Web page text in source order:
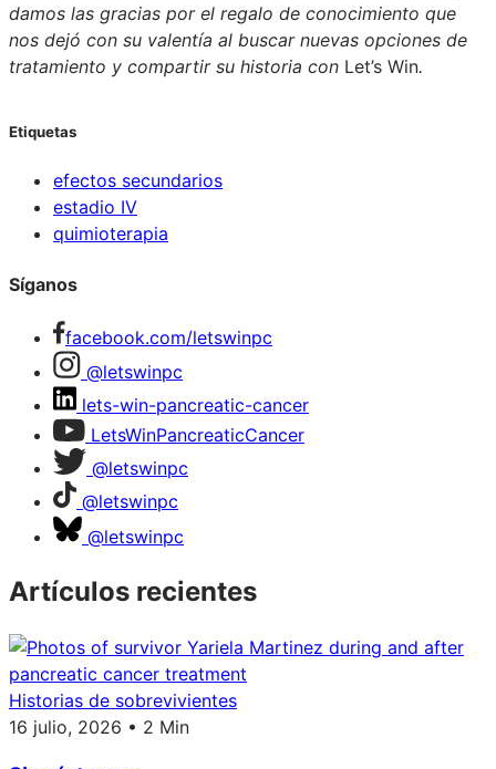
damos las gracias por el regalo de conocimiento que
nos dejó con su valentía al buscar nuevas opciones de
tratamiento y compartir su historia con Let’s Win.
Etiquetas
efectos secundarios
estadio IV
quimioterapia
Síganos
facebook.com/letswinpc
@letswinpc
lets-win-pancreatic-cancer
LetsWinPancreaticCancer
@letswinpc
@letswinpc
@letswinpc
Artículos recientes
Historias de sobrevivientes
16 julio, 2026 • 2 Min